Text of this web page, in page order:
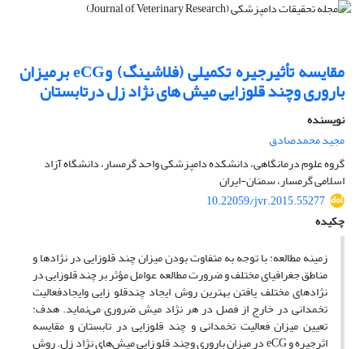
مقایسه تأثیرجیره تکمیلی (فلاشینگ) وeCG برمیزان
باروری وچند قلوزایی میش های نژاد زل درتابستان
نویسنده
مجید محمدصادق
گروه علوم درمانگاهی، دانشکده دامپزشکی واحد گرمسار، دانشگاه آزاد
اسلامی گرمسار، سمنان-ایران
10.22059/jvr.2015.55277
چکیده
زمینه مطالعه: با توجه به متفاوت بودن میزان چند قلوزایی در نژادها و
مناطق جغرافیای مختلف و ضرورت مطالعه عوامل مؤثر بر چند قلوزایی در
نژادهای مختلف یافتن بهترین روش ایجاد چندقلو زایی وایجادفعالیت
تخمدانی در خارج از فصل در هر نژاد میش ضروری می‌نماید. هدف:
تعیین میزان فعالیت تخمدانی و چند قلوزایی در تابستان و مقایسه
اثرجیره و eCG در میزان باروری وچند قلو زایی میش‌های نژاد زل. روش